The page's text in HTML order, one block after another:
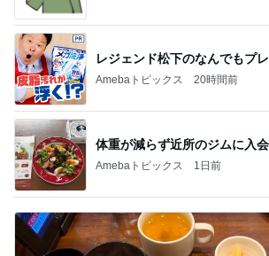
体重が減らず近所のジムに入会
Amebaトピックス 1日前